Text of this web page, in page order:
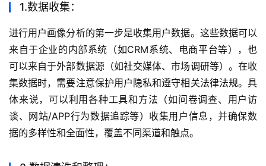
1.数据收集：
进行用户画像分析的第一步是收集用户数据。这些数据可以
来自于企业的内部系统（如CRM系统、电商平台等），也
可以来自于外部数据源（如社交媒体、市场调研等）。在收
集数据时，需要注意保护用户隐私和遵守相关法律法规。具
体来说，可以利用各种工具和方法（如问卷调查、用户访
谈、网站/APP行为数据追踪等）收集用户信息，并确保数
据的多样性和全面性，覆盖不同渠道和触点。